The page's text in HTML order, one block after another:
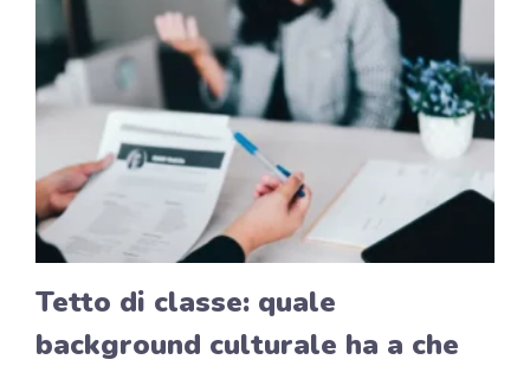
Tetto di classe: quale
background culturale ha a che